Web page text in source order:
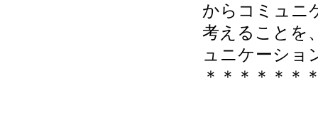
からコミュニ
考えることを
ュニケーショ
＊＊＊＊＊＊